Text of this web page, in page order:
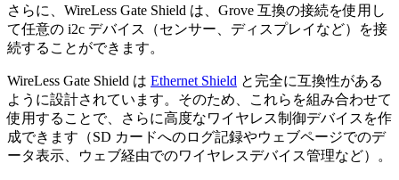
さらに、WireLess Gate Shield は、Grove 互換の接続を使用し
て任意の i2c デバイス（センサー、ディスプレイなど）を接
続することができます。
WireLess Gate Shield は Ethernet Shield と完全に互換性がある
ように設計されています。そのため、これらを組み合わせて
使用することで、さらに高度なワイヤレス制御デバイスを作
成できます（SD カードへのログ記録やウェブページでのデ
ータ表示、ウェブ経由でのワイヤレスデバイス管理など）。